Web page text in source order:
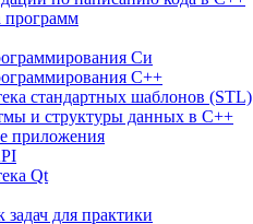
программ
Си
С++
стандартных шаблонов (STL)
и структуры данных в С++
приложения
Qt
для практики